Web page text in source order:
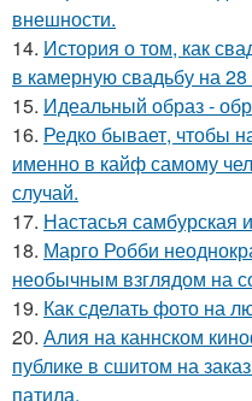
внешности.
14. История о том, как
в камерную свадьбу на 28
15. Идеальный образ -
16. Редко бывает, чтобы
именно в кайф самому
случай.
17. Настасья самбурская
18. Марго Робби
необычным взглядом на
19. Как сделать фото на
20. Алия на каннском
публике в сшитом на
патила.